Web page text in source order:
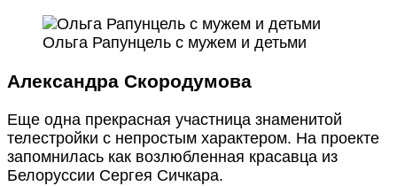
Ольга Рапунцель с мужем и детьми
Александра Скородумова
Еще одна прекрасная участница знаменитой
телестройки с непростым характером. На проекте
запомнилась как возлюбленная красавца из
Белоруссии Сергея Сичкара.